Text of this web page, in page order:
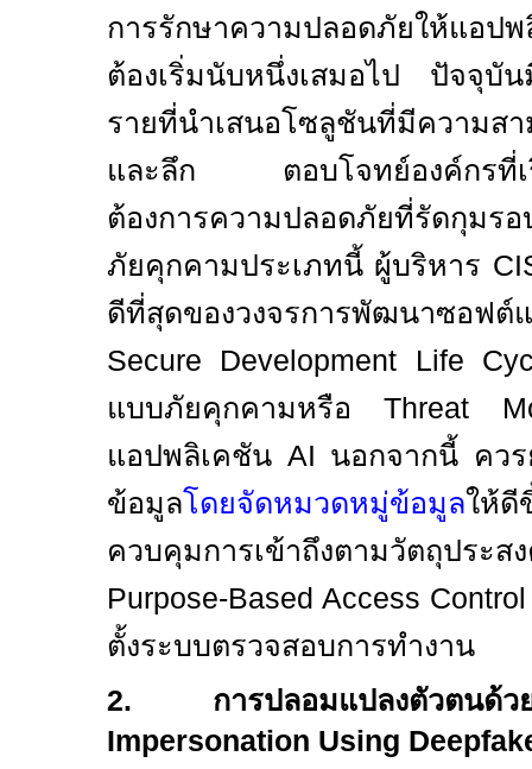
การรักษาความปลอดภัยให้แอ
ต้องเริ่มนับหนึ่งเสมอไป ปัจจุบั
รายที่นำเสนอโซลูชันที่มีความสา
และลึก ตอบโจทย์องค์กรที่เ
ต้องการความปลอดภัยที่รัดกุมร
ภัยคุกคามประเภทนี้ ผู้บริหาร
ดีที่สุดของวงจรการพัฒนาซอฟต์
Secure Development Life
แบบภัยคุกคามหรือThreat
แอปพลิเคชัน AI นอกจากนี้ คว
ข้อมูลโดยจัดหมวดหมู่ข้อมูลให้
ควบคุมการเข้าถึงตามวัตถุป
Purpose-Based Access
ตั้งระบบตรวจสอบการทำงาน
2. การปลอมแปลงตัวต
Impersonation Using